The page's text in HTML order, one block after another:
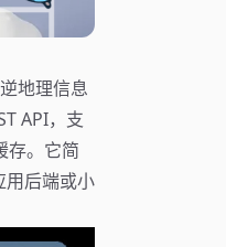
地理信息
API，支
存。它简
用后端或小